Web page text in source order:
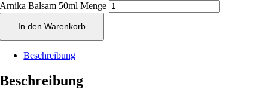
Arnika Balsam 50ml Menge
In den Warenkorb
Beschreibung
Beschreibung